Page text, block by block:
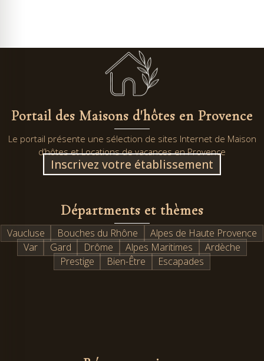
Portail des Maisons d'hôtes en Provence
Le portail présente une sélection de sites Internet de Maison
d’hôtes et Locations de vacances en Provence
Inscrivez votre établissement
Départments et thèmes
Vaucluse Bouches du Rhône
Alpes de Haute Provence
Var
Gard Drôme Alpes Maritimes
Ardèche
Prestige
Bien-Être Escapades